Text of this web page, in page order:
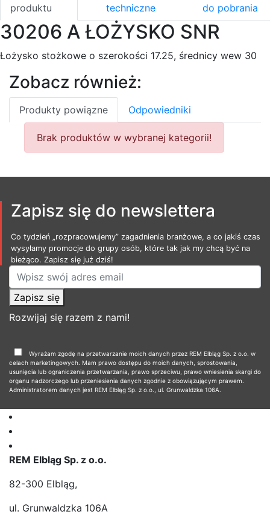
produktu
techniczne
do pobrania
30206 A ŁOŻYSKO SNR
Łożysko stożkowe o szerokości 17.25, średnicy wew 30
Zobacz również:
Produkty powiązne Odpowiedniki
Brak produktów w wybranej kategorii!
Zapisz się do newslettera
Co tydzień „rozpracowujemy” zagadnienia branżowe, a co jakiś czas
wysyłamy promocje do grupy osób, które tak jak my chcą być na
bieżąco. Zapisz się już dziś!
Zapisz się
Rozwijaj się razem z nami!
Wyrażam zgodę na przetwarzanie moich danych przez REM Elbląg Sp. z o.o. w
celach marketingowych. Mam prawo dostępu do moich danych, sprostowania,
usunięcia lub ograniczenia przetwarzania, prawo sprzeciwu, prawo wniesienia skargi do
organu nadzorczego lub przeniesienia danych zgodnie z obowiązującym prawem.
Administratorem danych jest REM Elbląg Sp. z o.o., ul. Grunwaldzka 106A.
REM Elbląg Sp. z o.o.
82-300 Elbląg,
ul. Grunwaldzka 106A